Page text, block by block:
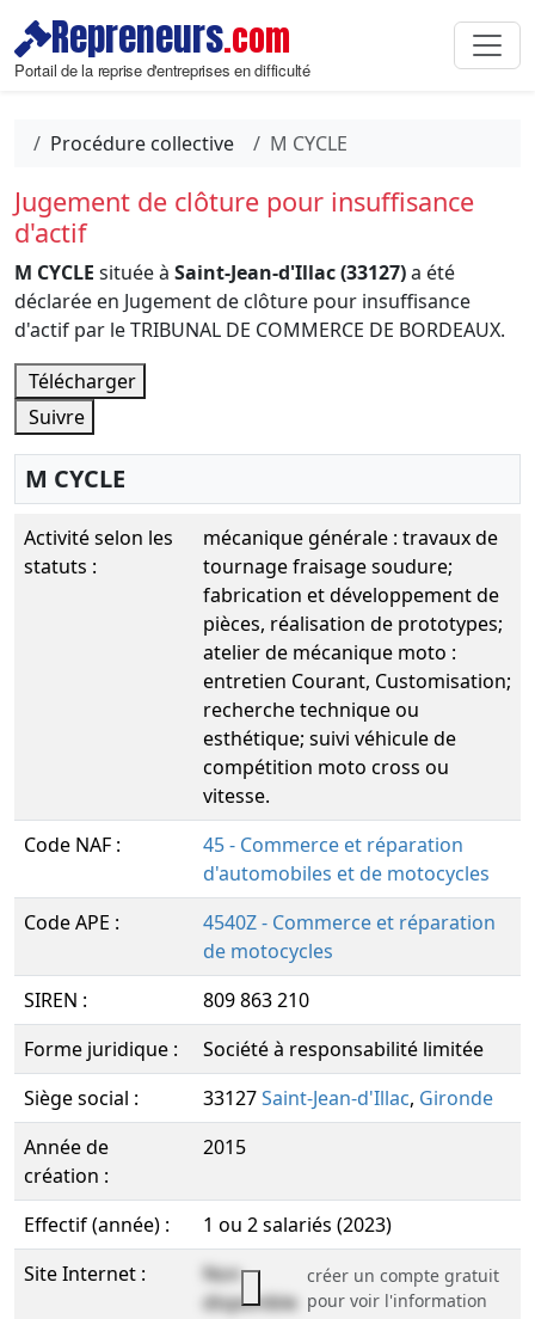
Repreneurs.com
Portail de la reprise d'entreprises en difficulté
Procédure collective M CYCLE
Jugement de clôture pour insuffisance
d'actif
M CYCLE située à Saint-Jean-d'Illac (33127)a été
déclarée en Jugement de clôture pour insuffisance
d'actif par le TRIBUNAL DE COMMERCE DE BORDEAUX.
Télécharger
Suivre
M CYCLE
Activité selon les
statuts :
mécanique générale : travaux de
tournage fraisage soudure;
fabrication et développement de
pièces, réalisation de prototypes;
atelier de mécanique moto :
entretien Courant, Customisation;
recherche technique ou
esthétique; suivi véhicule de
compétition moto cross ou
vitesse.
Code NAF :
45 - Commerce et réparation
d'automobiles et de motocycles
Code APE :
4540Z - Commerce et réparation
de motocycles
SIREN :
809 863 210
Forme juridique :
Société à responsabilité limitée
Siège social :
33127Saint-Jean-d'Illac, Gironde
Année de
création :
2015
Effectif (année) :
1 ou 2 salariés (2023)
Site Internet :
Non
disponible
créer un compte gratuit
pour voir l'information